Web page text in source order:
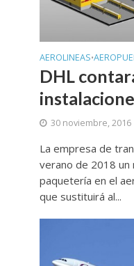
AEROLINEAS•
DHL
30 noviembre, 2016
La empresa de
verano de 2018
paquetería en el
que sustituirá al...